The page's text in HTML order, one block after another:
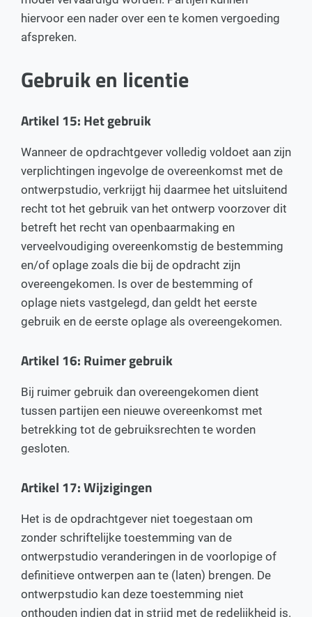
hiervoor een nader over een te komen vergoeding
afspreken.
Gebruik en licentie
Artikel 15: Het gebruik
Wanneer de opdrachtgever volledig voldoet aan zijn
verplichtingen ingevolge de overeenkomst met de
ontwerpstudio, verkrijgt hij daarmee het uitsluitend
recht tot het gebruik van het ontwerp voorzover dit
betreft het recht van openbaarmaking en
verveelvoudiging overeenkomstig de bestemming
en/of oplage zoals die bij de opdracht zijn
overeengekomen. Is over de bestemming of
oplage niets vastgelegd, dan geldt het eerste
gebruik en de eerste oplage als overeengekomen.
Artikel 16: Ruimer gebruik
Bij ruimer gebruik dan overeengekomen dient
tussen partijen een nieuwe overeenkomst met
betrekking tot de gebruiksrechten te worden
gesloten.
Artikel 17: Wijzigingen
Het is de opdrachtgever niet toegestaan om
zonder schriftelijke toestemming van de
ontwerpstudio veranderingen in de voorlopige of
definitieve ontwerpen aan te (laten) brengen. De
ontwerpstudio kan deze toestemming niet
onthouden indien dat in strijd met de redelijkheid is.